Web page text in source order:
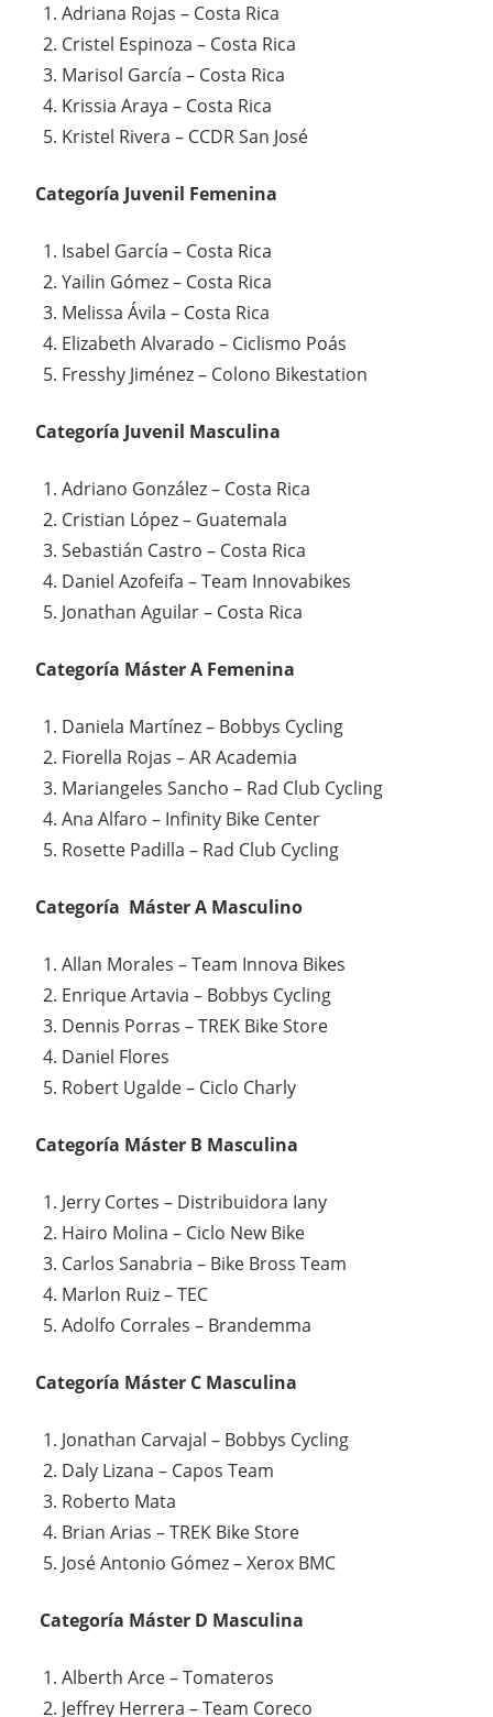
Adriana Rojas – Costa Rica
Cristel Espinoza – Costa Rica
Marisol García – Costa Rica
Krissia Araya – Costa Rica
Kristel Rivera – CCDR San José
Categoría Juvenil Femenina
Isabel García – Costa Rica
Yailin Gómez – Costa Rica
Melissa Ávila – Costa Rica
Elizabeth Alvarado – Ciclismo Poás
Fresshy Jiménez – Colono Bikestation
Categoría Juvenil Masculina
Adriano González – Costa Rica
Cristian López – Guatemala
Sebastián Castro – Costa Rica
Daniel Azofeifa – Team Innovabikes
Jonathan Aguilar – Costa Rica
Categoría Máster A Femenina
Daniela Martínez – Bobbys Cycling
Fiorella Rojas – AR Academia
Mariangeles Sancho – Rad Club Cycling
Ana Alfaro – Infinity Bike Center
Rosette Padilla – Rad Club Cycling
Categoría Máster A Masculino
Allan Morales – Team Innova Bikes
Enrique Artavia – Bobbys Cycling
Dennis Porras – TREK Bike Store
Daniel Flores
Robert Ugalde – Ciclo Charly
Categoría Máster B Masculina
Jerry Cortes – Distribuidora Iany
Hairo Molina – Ciclo New Bike
Carlos Sanabria – Bike Bross Team
Marlon Ruiz – TEC
Adolfo Corrales – Brandemma
Categoría Máster C Masculina
Jonathan Carvajal – Bobbys Cycling
Daly Lizana – Capos Team
Roberto Mata
Brian Arias – TREK Bike Store
José Antonio Gómez – Xerox BMC
Categoría Máster D Masculina
Alberth Arce – Tomateros
Jeffrey Herrera – Team Coreco